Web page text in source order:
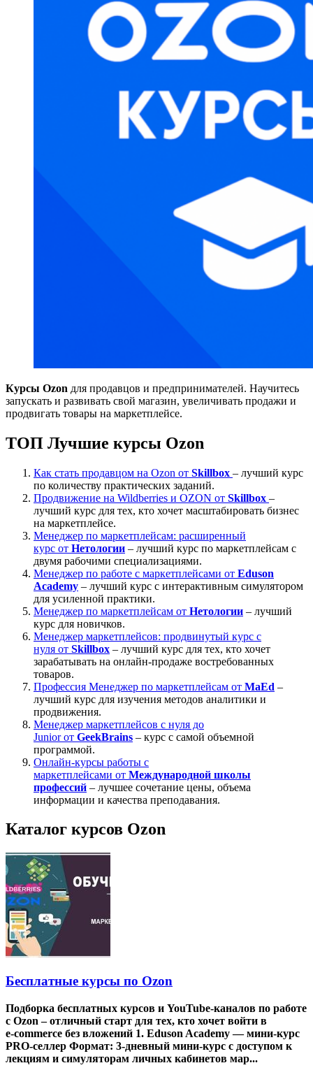
Курсы Ozon для продавцов и предпринимателей. Научитесь
запускать и развивать свой магазин, увеличивать продажи и
продвигать товары на маркетплейсе.
ТОП Лучшие курсы Ozon
Как стать продавцом на Ozon от Skillbox – лучший курс
по количеству практических заданий.
Продвижение на Wildberries и OZON от Skillbox –
лучший курс для тех, кто хочет масштабировать бизнес
на маркетплейсе.
Менеджер по маркетплейсам: расширенный
курс от Нетологии – лучший курс по маркетплейсам с
двумя рабочими специализациями.
Менеджер по работе с маркетплейсами от Eduson
Academy – лучший курс с интерактивным симулятором
для усиленной практики.
Менеджер по маркетплейсам от Нетологии – лучший
курс для новичков.
Менеджер маркетплейсов: продвинутый курс с
нуля от Skillbox – лучший курс для тех, кто хочет
зарабатывать на онлайн-продаже востребованных
товаров.
Профессия Менеджер по маркетплейсам от MaEd –
лучший курс для изучения методов аналитики и
продвижения.
Менеджер маркетплейсов с нуля до
Junior от GeekBrains – курс с самой объемной
программой.
Онлайн-курсы работы с
маркетплейсами от Международной школы
профессий – лучшее сочетание цены, объема
информации и качества преподавания.
Каталог курсов Ozon
Бесплатные курсы по Ozon
Подборка бесплатных курсов и YouTube‑каналов по работе
с Ozon – отличный старт для тех, кто хочет войти в
e‑commerce без вложений 1. Eduson Academy — мини‑курс
PRO‑селлер Формат: 3‑дневный мини‑курс с доступом к
лекциям и симуляторам личных кабинетов мар...